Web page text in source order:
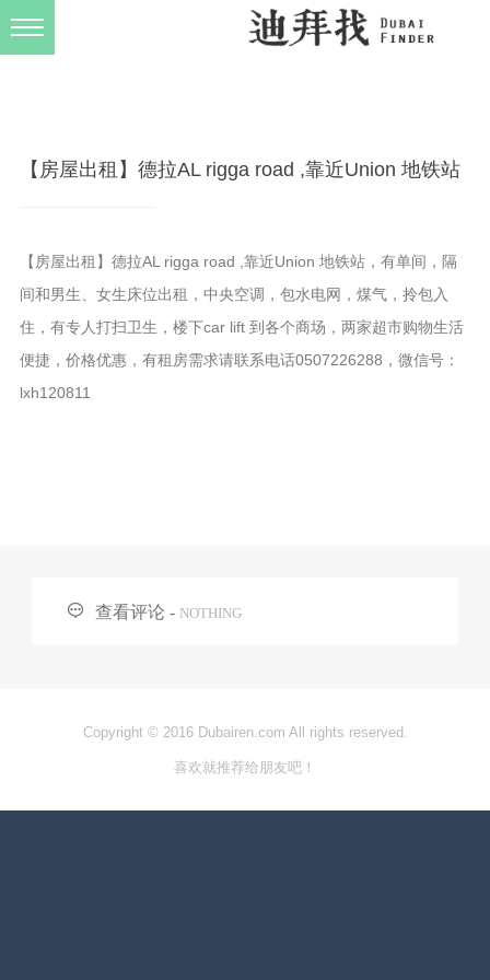
【房屋出租】德拉AL rigga road ,靠近Union 地铁站
【房屋出租】德拉AL rigga road ,靠近Union 地铁站，有单间，隔
间和男生、女生床位出租，中央空调，包水电网，煤气，拎包入
住，有专人打扫卫生，楼下car lift 到各个商场，两家超市购物生活
便捷，价格优惠，有租房需求请联系电话0507226288，微信号：
lxh120811
 查看评论 - NOTHING
Copyright © 2016 Dubairen.com All rights reserved.
喜欢就推荐给朋友吧！